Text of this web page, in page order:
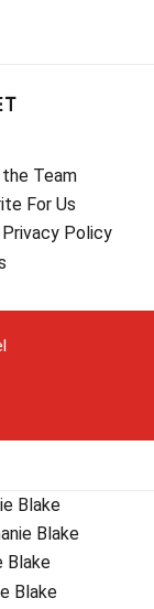
Team
For Us
Privacy Policy
Blake
Blake
Blake
Blake